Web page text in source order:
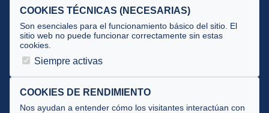
Selecciones
Tecnificación
JUECES Y OFICIALES
Documentos
Cursos
COOKIES TÉCNICAS (NECESARIAS)
Son esenciales para el funcionamiento básico del sitio. El
sitio web no puede funcionar correctamente sin estas
cookies.
Siempre activas
COOKIES DE RENDIMIENTO
Nos ayudan a entender cómo los visitantes interactúan con